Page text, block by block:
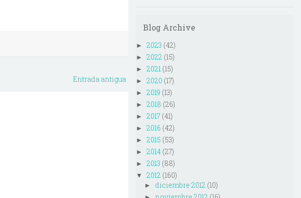
Entrada antigua
Blog Archive
► 2023 (42)
► 2022 (15)
► 2021 (15)
► 2020 (17)
► 2019 (13)
► 2018 (26)
► 2017 (41)
► 2016 (42)
► 2015 (53)
► 2014 (27)
► 2013 (88)
▼ 2012 (160)
► diciembre 2012 (10)